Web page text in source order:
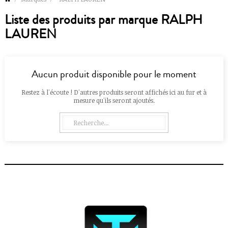
Liste des produits par marque RALPH
LAUREN
Aucun produit disponible pour le moment
Restez à l'écoute ! D'autres produits seront affichés ici au fur et à
mesure qu'ils seront ajoutés.